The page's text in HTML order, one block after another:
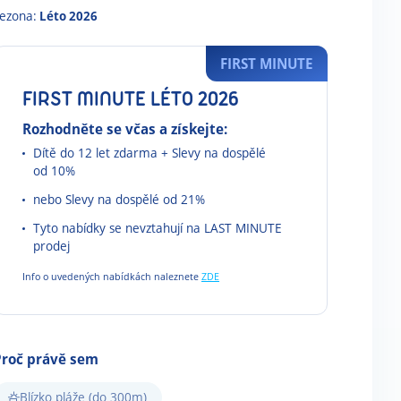
Léto 2026
FIRST MINUTE LÉTO 2026
Rozhodněte se včas a získejte:
Dítě do 12 let zdarma + Slevy na dospělé
od 10%
nebo Slevy na dospělé od 21%
Tyto nabídky se nevztahují na LAST MINUTE
prodej
Info o uvedených nabídkách naleznete ZDE
FIRST MINUTE
právě sem
Blízko pláže (do 300m)